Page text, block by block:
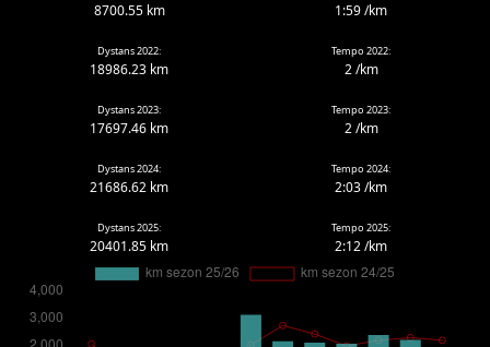
8700.55 km 1:59 /km
Dystans 2022:
18986.23 km
Tempo 2022:
2 /km
Dystans 2023:
17697.46 km
Tempo 2023:
2 /km
Dystans 2024:
21686.62 km
Tempo 2024:
2:03 /km
Dystans 2025:
20401.85 km
Tempo 2025:
2:12 /km